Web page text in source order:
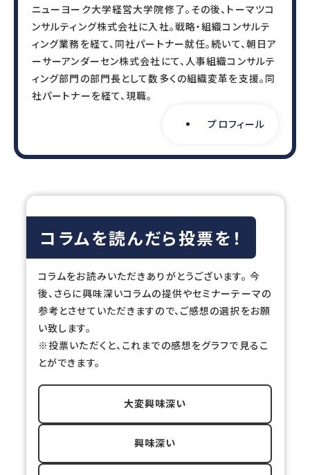
ニューヨーク大学経営大学院修了。その後、トーマツコ
ンサルティング株式会社に入社。戦略・組織コンサルテ
ィング業務を経て、同社パートナー就任。続いて、朝日ア
ーサーアンダーセン株式会社にて、人事組織コンサルテ
ィング部門の部門長として数多くの組織変革を支援。同
社パートナーを経て、現職。
プロフィール
コラムを読んだら投票を！
コラムをお読みいただきありがとうございます。 今
後、さらに興味深いコラムの提供やセミナーテーマの
参考とさせていただきますので、ご感想の選択をお願
い致します。
※投票いただくと、これまでの感想をグラフで見るこ
とができます。
大変興味深い
興味深い